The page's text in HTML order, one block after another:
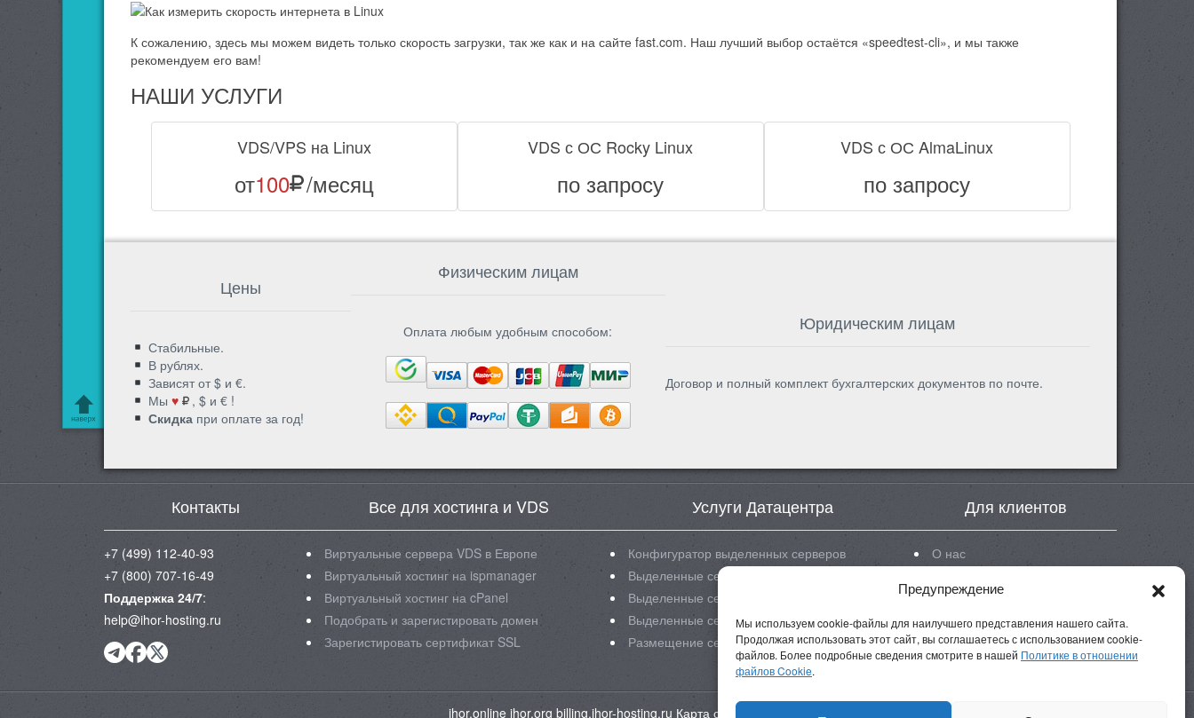
Предупреждение
Мы используем cookie-файлы для наилучшего представления нашего сайта.
Продолжая использовать этот сайт, вы соглашаетесь с использованием cookie-
файлов. Более подробные сведения смотрите в нашей Политике в отношении
файлов Cookie.
К сожалению, здесь мы можем видеть только скорость загрузки, так же как и на сайте fast.com. Наш лучший выбор остаётся «speedtest-cli», и мы также
рекомендуем его вам!
НАШИ УСЛУГИ
VDS/VPS на Linux
от100 /месяц
VDS с ОС Rocky Linux
по запросу
VDS с ОС AlmaLinux
по запросу
Цены
Стабильные.
В рублях.
Зависят от $ и €.
Мы ♥
, $ и € !
Скидкапри оплате за год!
Физическим лицам
Оплата любым удобным способом: Юридическим лицам
Договор и полный комплект бухгалтерских документов по почте.
Контакты
+7 (499) 112-40-93
+7 (800) 707-16-49
Поддержка 24/7:
help@ihor-hosting.ru
Все для хостинга и VDS
Виртуальные сервера VDS в Европе
Виртуальный хостинг на ispmanager
Виртуальный хостинг на cPanel
Подобрать и зарегистировать домен
Зарегистировать сертификат SSL
Услуги Датацентра
Конфигуратор выделенных серверов
Выделенные сервера Intel Xeon 5620
Выделенные сервера Intel Xeon E3
Выделенные сервера Intel Xeon E5
Размещение серверов в ЦОД
Для клиентов
О нас
Блог
Инструкции
FAQ
Реквизиты
ihor.online ihor.org billing.ihor-hosting.ru Карта сайта